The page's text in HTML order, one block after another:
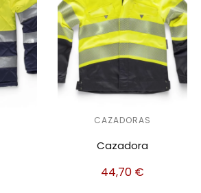
CAZADORAS
Cazadora
44,70 €